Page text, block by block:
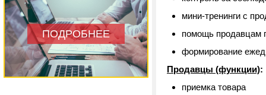
ПОДРОБНЕЕ
мини-тренинги с
помощь продавцам
формирование
Продавцы (функции):
приемка товара